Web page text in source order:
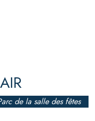
de la salle des fêtes